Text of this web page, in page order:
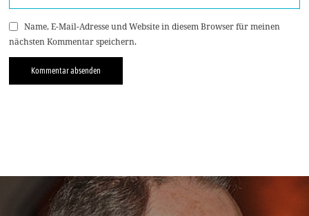
Name, E-Mail-Adresse und Website in diesem Browser für meinen
nächsten Kommentar speichern.